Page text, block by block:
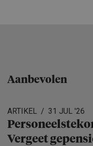
Aanbevolen
ARTIKEL 31 JUL '26
Vergeet